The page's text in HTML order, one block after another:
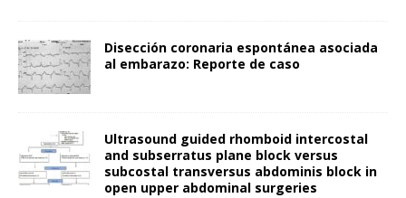
Disección coronaria espontánea asociada
al embarazo: Reporte de caso
Ultrasound guided rhomboid intercostal
and subserratus plane block versus
subcostal transversus abdominis block in
open upper abdominal surgeries